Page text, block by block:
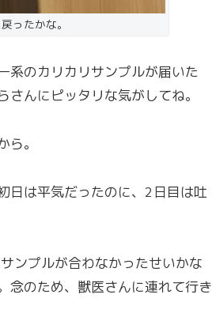
ったかな。
系のカリカリサンプルが届いた
んにピッタリな気がしてね。
。
日は平気だったのに、2日目は吐
ンプルが合わなかったせいかな
念のため、獣医さんに連れて行き